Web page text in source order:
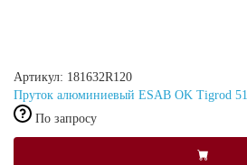
Артикул: 181632R120
Пруток алюминиевый ESAB OK Tigrod
По запросу